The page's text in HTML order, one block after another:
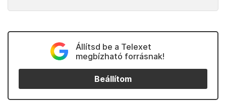
Állítsd be a Telexet
megbízható forrásnak!
Beállítom